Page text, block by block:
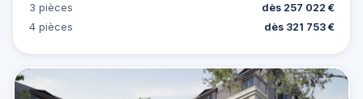
3 pièces
dès 257 022 €
4 pièces
dès 321 753 €